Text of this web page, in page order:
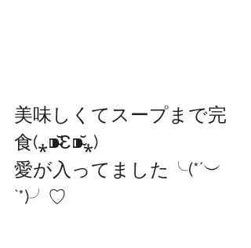
美味しくてスープまで完
食(⁎⁍̴̆Ɛ⁍̴̆⁎)
愛が入ってました╰(*´︶
`*)╯♡